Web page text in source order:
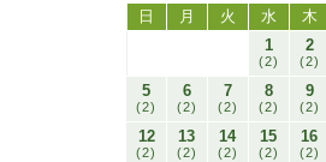
日 月 火 水 木
1
(2)
2
(2)
5
(2)
6
(2)
7
(2)
8
(2)
9
(2)
12
(2)
13
(2)
14
(2)
15
(2)
16
(2)